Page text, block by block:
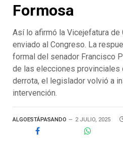
Formosa
Así lo afirmó la Vicejefatura de
enviado al Congreso. La
formal del senador Francisco
de las elecciones provinciales
derrota, el legislador volvió a
intervención.
ALGOESTÁPASANDO 2 JULIO, 2025